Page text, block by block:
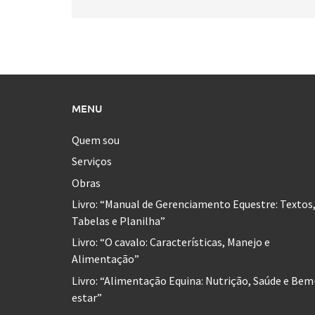
MENU
Quem sou
Serviços
Obras
Livro: “Manual de Gerenciamento Equestre: Textos,
Tabelas e Planilha”
Livro: “O cavalo: Características, Manejo e
Alimentação”
Livro: “Alimentação Equina: Nutrição, Saúde e
estar”